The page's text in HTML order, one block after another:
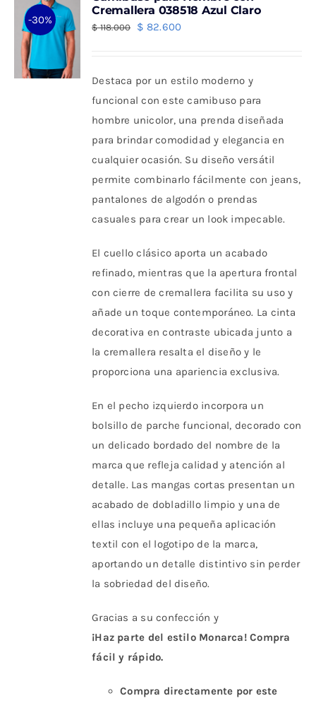
elegir
en
la
página
de
producto
-30%
Cremallera 038518 Azul Claro
$118.000
El
era:
$ 118.000.
$ 82.600
es:
$ 82.600.
Destaca por un estilo moderno y
funcional con este camibuso para
hombre unicolor, una prenda diseñada
para brindar comodidad y elegancia en
cualquier ocasión. Su diseño versátil
permite combinarlo fácilmente con jeans,
pantalones de algodón o prendas
casuales para crear un look impecable.
El cuello clásico aporta un acabado
refinado, mientras que la apertura frontal
con cierre de cremallera facilita su uso y
añade un toque contemporáneo. La cinta
decorativa en contraste ubicada junto a
la cremallera resalta el diseño y le
proporciona una apariencia exclusiva.
En el pecho izquierdo incorpora un
bolsillo de parche funcional, decorado con
un delicado bordado del nombre de la
marca que refleja calidad y atención al
detalle. Las mangas cortas presentan un
acabado de dobladillo limpio y una de
ellas incluye una pequeña aplicación
textil con el logotipo de la marca,
aportando un detalle distintivo sin perder
la sobriedad del diseño.
Gracias a su confección y
¡Haz parte del estilo Monarca! Compra
fácil y rápido.
Compra directamente por este